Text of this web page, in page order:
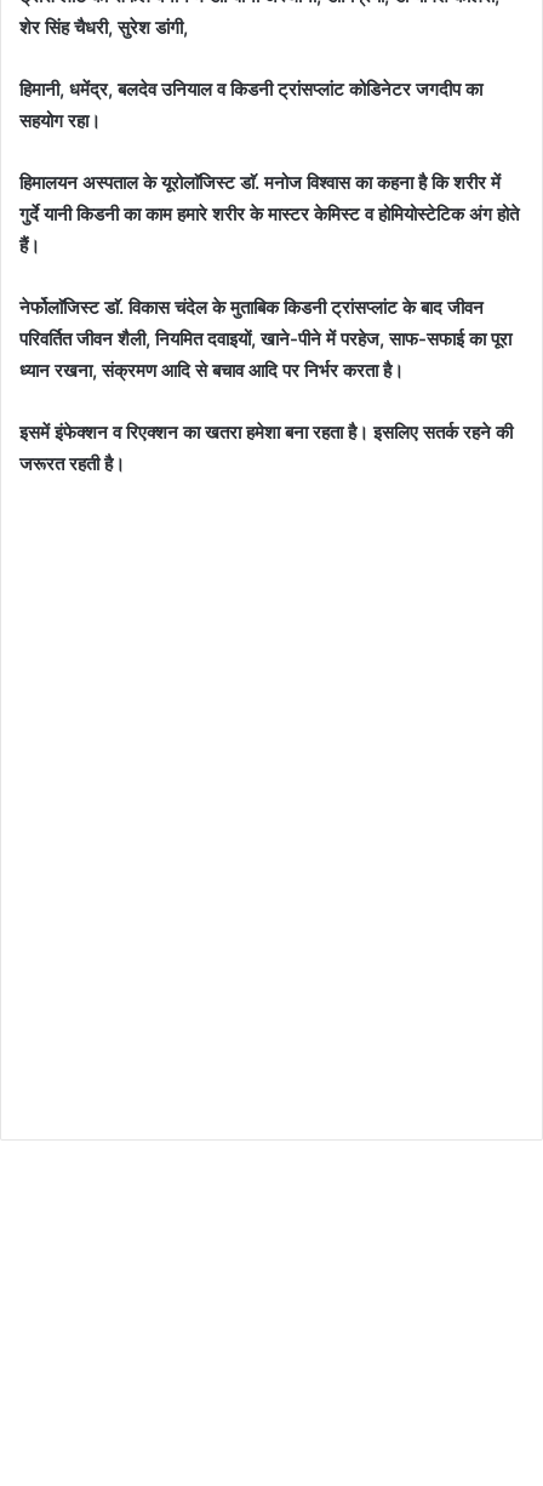
शेर सिंह चैधरी, सुरेश डांगी,
हिमानी, धमेंद्र, बलदेव उनियाल व किडनी ट्रांसप्लांट कोडिनेटर जगदीप का
सहयोग रहा।
हिमालयन अस्पताल के यूरोलाॅजिस्ट डाॅ. मनोज विश्वास का कहना है कि शरीर में
गुर्दे यानी किडनी का काम हमारे शरीर के मास्टर केमिस्ट व होमियोस्टेटिक अंग होते
हैं।
नेर्फोलाॅजिस्ट डाॅ. विकास चंदेल के मुताबिक किडनी ट्रांसप्लांट के बाद जीवन
परिवर्तित जीवन शैली, नियमित दवाइयों, खाने-पीने में परहेज, साफ-सफाई का पूरा
ध्यान रखना, संक्रमण आदि से बचाव आदि पर निर्भर करता है।
इसमें इंफेक्शन व रिएक्शन का खतरा हमेशा बना रहता है। इसलिए सतर्क रहने की
जरूरत रहती है।